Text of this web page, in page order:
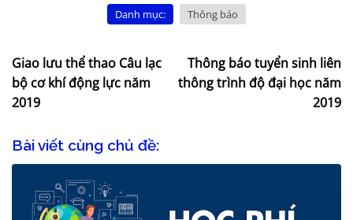
Danh mục: Thông báo
Giao lưu thể thao Câu lạc
bộ cơ khí động lực năm
2019
Thông báo tuyển sinh liên
thông trình độ đại học năm
2019
Bài viết cùng chủ đề: